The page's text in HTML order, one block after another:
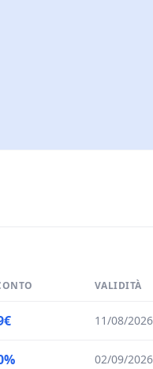
VALIDITÀ
11/08/2026
02/09/2026